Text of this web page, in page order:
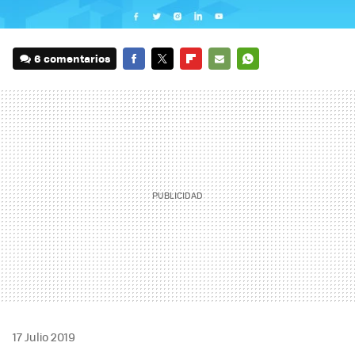
6 comentarios
MAIL
17 Julio 2019